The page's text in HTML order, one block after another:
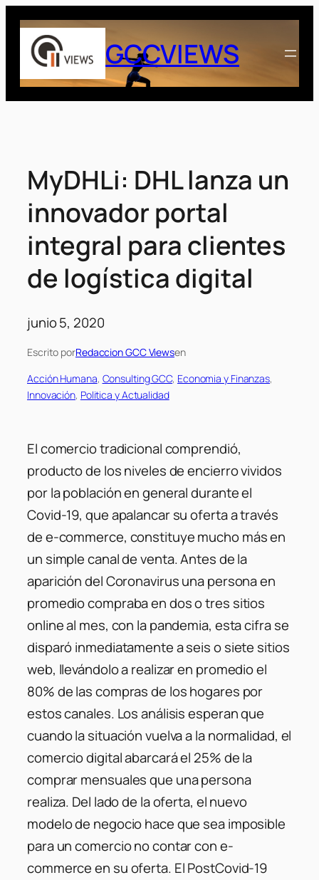
Saltar
contenido
GCCVIEWS
MyDHLi: DHL lanza un
innovador portal
integral para clientes
de logística digital
junio 5, 2020
Escrito porRedaccion GCC Viewsen
Acción Humana, Consulting GCC, Economia y Finanzas
Innovación, Politica y Actualidad
El comercio tradicional comprendió,
producto de los niveles de encierro vividos
por la población en general durante el
Covid-19, que apalancar su oferta a través
de e-commerce, constituye mucho más en
un simple canal de venta. Antes de la
aparición del Coronavirus una persona en
promedio compraba en dos o tres sitios
online al mes, con la pandemia, esta cifra se
disparó inmediatamente a seis o siete sitios
web, llevándolo a realizar en promedio el
80% de las compras de los hogares por
estos canales. Los análisis esperan que
cuando la situación vuelva a la normalidad, el
comercio digital abarcará el 25% de la
comprar mensuales que una persona
realiza. Del lado de la oferta, el nuevo
modelo de negocio hace que sea imposible
para un comercio no contar con e-
commerce en su oferta. El PostCovid-19